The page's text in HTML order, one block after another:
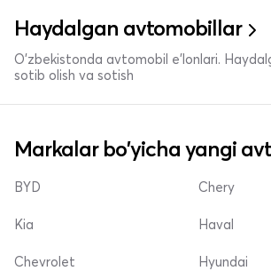
Haydalgan avtomobillar
O'zbekistonda avtomobil e’lonlari.
sotib olish va sotish
Markalar bo'yicha yangi
BYD
Kia
Chevrolet
Chery
Haval
Hyundai